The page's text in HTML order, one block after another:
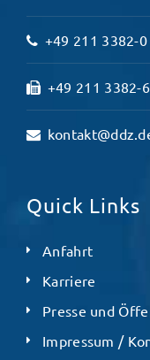
+49 211 3382-0
+49 211 3382-
Quick Links
Anfahrt
Karriere
Presse und
Impressum /